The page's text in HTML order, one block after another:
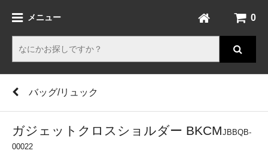
メニュー 0
バッグ/リュック
ガジェットクロスショルダー BKCMJBBQB-
00022